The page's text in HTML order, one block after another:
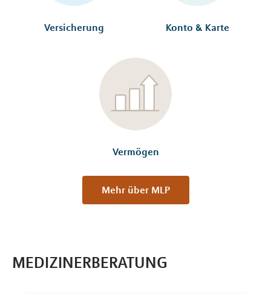
Versicherung Konto & Karte
Vermögen
Mehr über MLP
MEDIZINERBERATUNG